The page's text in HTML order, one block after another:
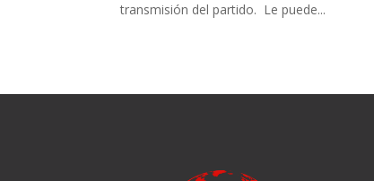
transmisión del partido. Le puede...